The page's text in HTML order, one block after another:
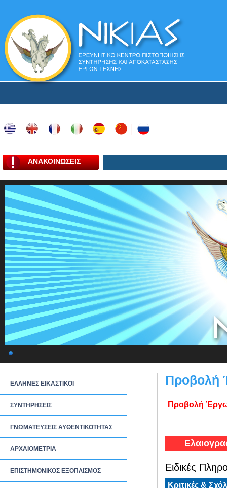
ΑΝΑΚΟΙΝΩΣΕΙΣ
ΕΛΛΗΝΕΣ ΕΙΚΑΣΤΙΚΟΙ
ΣΥΝΤΗΡΗΣΕΙΣ
ΓΝΩΜΑΤΕΥΣΕΙΣ ΑΥΘΕΝΤΙΚΟΤΗΤΑΣ
ΑΡΧΑΙΟΜΕΤΡΙΑ
ΕΠΙΣΤΗΜΟΝΙΚΟΣ ΕΞΟΠΛΙΣΜΟΣ
Προβολή
Προβολή
Ειδικές
Κριτικές &